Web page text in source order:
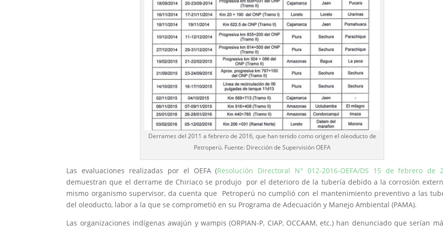
Derrames del 2011 a febrero de 2016, que han tenido como origen el oleoducto de
Petroperú. Fuente: Dirección de Supervisión OEFA
Las evaluaciones realizadas por el OEFA (Resolución Directoral N° 012-2016-OEFA/DS 15 de febrero de
demuestran que el derrame de Chiriaco se produjo por el deterioro de la tubería debido a la corrosión
mismo organismo supervisor, da cuenta que Petroperú no cumplió con el mantenimiento preventivo a las
del oleoducto, labor a la que se comprometió en su Programa de Adecuación y Manejo Ambiental (PAMA).
Las organizaciones indígenas awajún y wampis (ORPIAN-P, CIAP, OCCAAM, etc.) han denunciado que serían